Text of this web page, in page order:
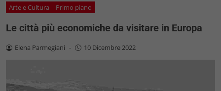
Arte e Cultura Primo piano
Le città più economiche da visitare in Europa
Elena Parmegiani - 10 Dicembre 2022